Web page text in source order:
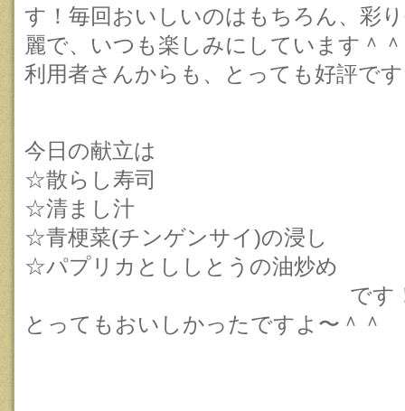
す！毎回おいしいのはもちろん、彩
麗で、いつも楽しみにしています＾＾
利用者さんからも、とっても好評で
今日の献立は
☆散らし寿司
☆清まし汁
☆青梗菜(チンゲンサイ)の浸し
☆パプリカとししとうの油炒
です！！
とってもおいしかったですよ〜＾＾